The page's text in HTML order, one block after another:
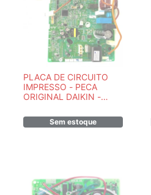
PLACA DE CIRCUITO
IMPRESSO - PECA
ORIGINAL DAIKIN -
Sem estoque